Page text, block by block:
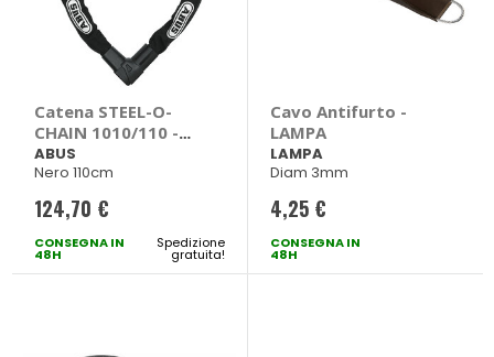
Catena STEEL-O-
CHAIN 1010/110 -
ABUS
ABUS
Nero 110cm
124,70 €
CONSEGNA IN
48H
Spedizione
gratuita!
Cavo Antifurto -
LAMPA
LAMPA
Diam 3mm
4,25 €
CONSEGNA IN
48H